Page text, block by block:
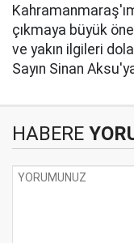
çıkmaya büyük
ve yakın ilgileri
Sayın Sinan
HABERE